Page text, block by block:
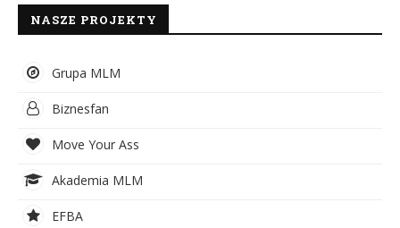
NASZE PROJEKTY
Grupa MLM
Biznesfan
Move Your Ass
Akademia MLM
EFBA